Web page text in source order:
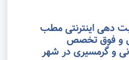
دهی اینترنتی مطب
و فوق تخصص
و گرمسیری در شهر